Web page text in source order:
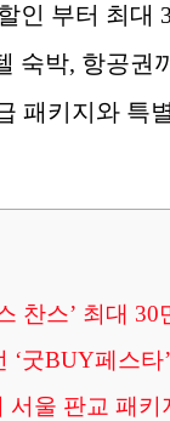
인 부터 최대
숙박, 항공권
패키지와 특
찬스’ 최대
‘굿BUY페스타
서울 판교 패키